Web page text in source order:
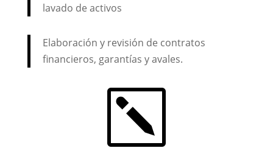
lavado de activos
Elaboración y revisión de contratos
financieros, garantías y avales.
k